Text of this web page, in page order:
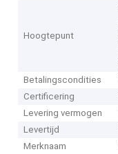
Hoogtepunt
Betalingscondities
Certificering
Levering vermogen
Levertijd
Merknaam